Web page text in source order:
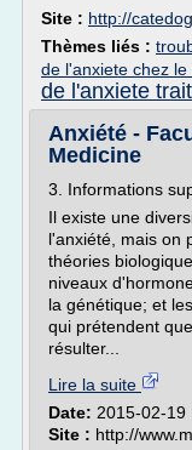
Site : http://
Thèmes liés :
de l'anxiete chez le
de l'anxiete
Anxiété -
Medicine
3. Informations
Il existe une
l'anxiété, mais on
théories
niveaux
la génétique; et
qui prétendent
résulter...
Lire la suite
Date: 2015-02-19
Site : http://